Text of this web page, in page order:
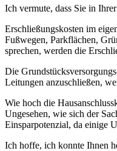
Ich vermute, dass Sie in
Erschließungskosten im
Fußwegen, Parkflächen,
sprechen, werden die
Die
Leitungen anzuschließen,
Wie hoch die
Ungesehen, wie sich der
Einsparpotenzial, da einige
Ich hoffe, ich konnte Ihnen